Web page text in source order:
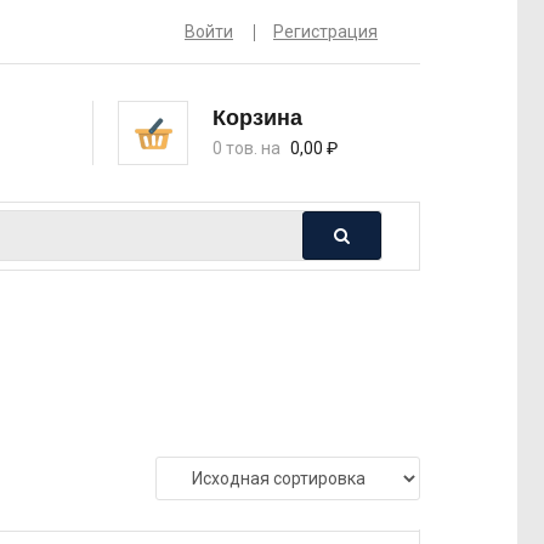
Войти Регистрация
Корзина
0 тов. на 0,00 ₽